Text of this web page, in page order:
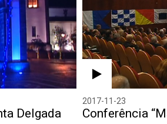
Delgada
2017-11-23
Conferência